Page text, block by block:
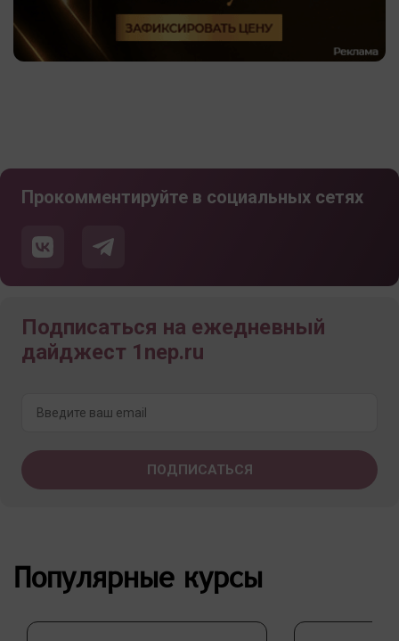
Прокомментируйте в социальных сетях
Подписаться на ежедневный
дайджест 1nep.ru
Популярные курсы